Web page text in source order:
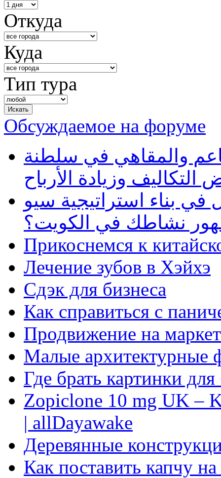
Откуда
Куда
Тип тура
Обсуждаемое на форуме
والمقاهي في سلطنة
وزيادة الأرباح
بناء استراتيجية سيو
نشاطك في الكويت؟
Прикоснемся к
Лечение зубов в Хэйхэ
Сдэк для бизнеса
Как справиться с
Продвижение на
Малые архитектурные
Где брать картинки
Zopiclone 10 mg UK –
| allDayawake
Деревянные
Как поставить капчу